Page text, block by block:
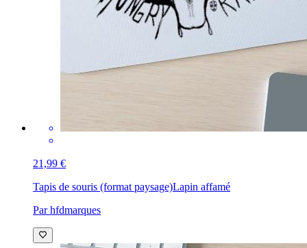
21,99 €
Tapis de souris (format paysage)Lapin affamé
Par hfdmarques